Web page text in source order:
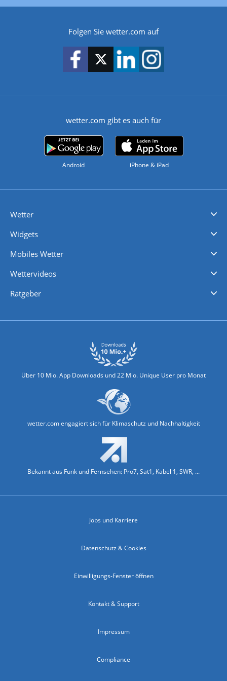
Folgen Sie wetter.com auf
wetter.com gibt es auch für
Android iPhone & iPad
Wetter
Widgets
Mobiles Wetter
Wettervideos
Ratgeber
Über 10 Mio. App Downloads und 22 Mio. Unique User pro Monat
wetter.com engagiert sich für Klimaschutz und Nachhaltigkeit
Bekannt aus Funk und Fernsehen: Pro7, Sat1, Kabel 1, SWR, ...
Jobs und Karriere
Datenschutz & Cookies
Einwilligungs-Fenster öffnen
Kontakt & Support
Impressum
Compliance